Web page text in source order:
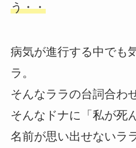
う・・
病気が進行する中でも
ラ。
そんなララの台詞合わ
そんなドナに「私が死
名前が思い出せないララ